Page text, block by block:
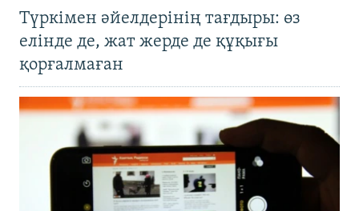
Түркімен әйелдерінің тағдыры: өз
елінде де, жат жерде де құқығы
қорғалмаған